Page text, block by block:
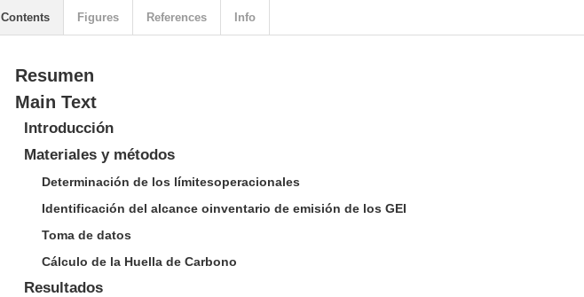
Resumen
Main Text
Introducción
Materiales y métodos
Determinación de los límitesoperacionales
Identificación del alcance oinventario de emisión de los GEI
Toma de datos
Cálculo de la Huella de Carbono
Resultados
Contents Figures References Info